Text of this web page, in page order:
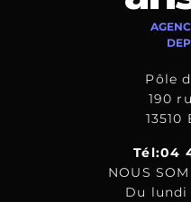
Pôle
190
13510
Tél:04
NOUS
Du lundi